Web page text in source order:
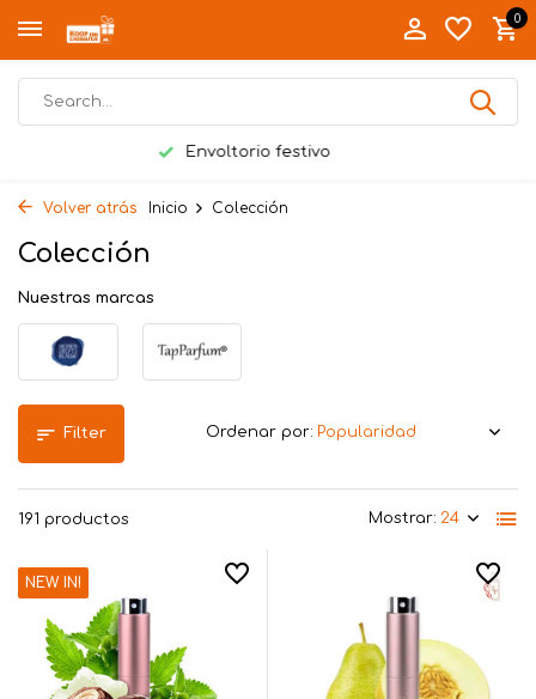
0
Entrega en mano en Twente
Volver atrás Inicio Colección
Colección
Nuestras marcas
Filter
191 productos Mostrar:
Ordenar por:
NEW IN!